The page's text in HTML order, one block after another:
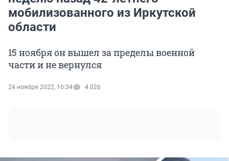
мобилизованного из Иркутской
области
15 ноября он вышел за пределы военной
части и не вернулся
24 ноября 2022, 10:34 4 026